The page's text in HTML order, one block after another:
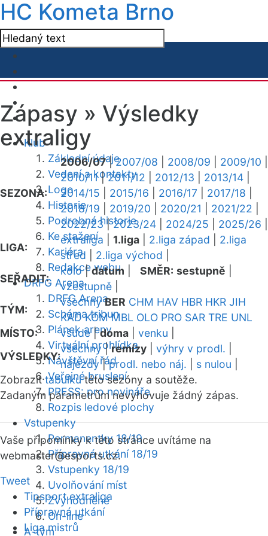
HC Kometa Brno
Klub
Základní údaje
Vedení a kontakty
Logo
Historie
Podrobná historie
Ke stažení
Kariéra
Redakce webu
DRFG Arena
DRFG Arena
Schéma tribun
Plánek areny
Virtuální prohlídka
Návštěvní řád
Veřejné bruslení
PRESS: pro novináře
Rozpis ledové plochy
Vstupenky
Permanentky 18/19
Přípravná utkání 18/19
Vstupenky 18/19
Uvolňování míst
Zvýhodněné
On-line
A-tým
Zápasy » Výsledky
extraligy
SEZONA:
2006/07|2007/08 2008/09 2009/10
2010/11|2011/12 2012/13 2013/14
2014/15
2015/16 2016/17 2017/18
2018/19
2019/20 2020/21 2021/22
2022/23|2023/24 2024/25 2025/26
LIGA:
extraliga 1.liga 2.liga západ
2.liga
střed
2.liga východ
SEŘADIT:
kolo|datum SMĚR: sestupně
vzestupně
TÝM:
všechny BER CHM HAV HBR HKR JIH
KAD KOM MBL OLO PRO SAR TRE UNL
MÍSTO:
všude|doma venku
VÝSLEDKY:
všechny|remízy výhry v prodl.
nájezdy|prodl. nebo náj. s nulou
Zobrazittabulkutéto sezóny a soutěže.
Zadaným parametrům nevyhovuje žádný zápas.
Vaše připomínky k této stránce uvítáme na
webmaster@esports.cz.
Tweet
Tipsport extraliga
Přípravná utkání
Liga mistrů